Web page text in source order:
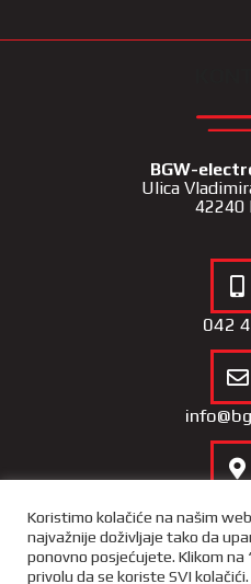
BGW-
Ulica
42240
042
Koristimo kolačiće na našim
najvažnije doživljaje tako da
ponovno posjećujete. Klikom na
privolu da se koriste SVI